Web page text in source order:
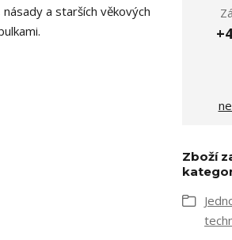
a starších věkových
Zboží